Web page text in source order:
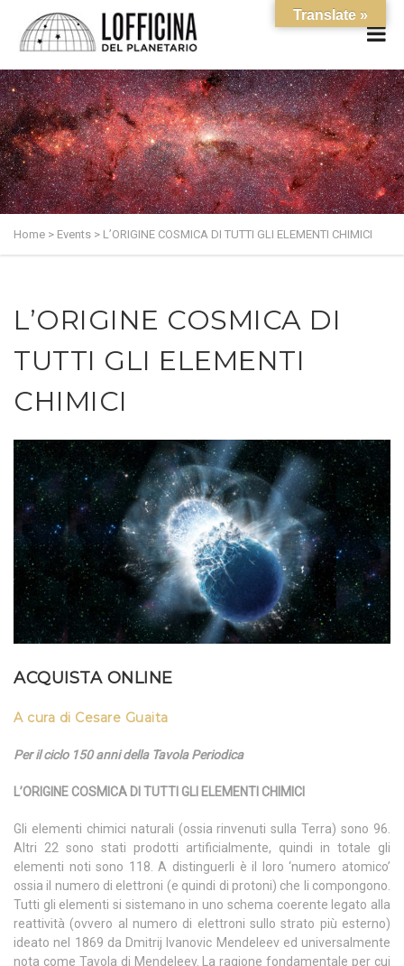
Home > Events > L’ORIGINE COSMICA DI TUTTI GLI ELEMENTI CHIMICI
L’ORIGINE COSMICA DI
TUTTI GLI ELEMENTI
CHIMICI
ACQUISTA ONLINE
A cura di Cesare Guaita
Per il ciclo 150 anni della Tavola Periodica
L’ORIGINE COSMICA DI TUTTI GLI ELEMENTI CHIMICI
Gli elementi chimici naturali (ossia rinvenuti sulla Terra) sono 96.
Altri 22 sono stati prodotti artificialmente, quindi in totale gli
elementi noti sono 118. A distinguerli è il loro ‘numero atomico’
ossia il numero di elettroni (e quindi di protoni) che li compongono.
Tutti gli elementi si sistemano in uno schema coerente legato alla
reattività (ovvero al numero di elettroni sullo strato più esterno)
ideato nel 1869 da Dmitrij Ivanovic Mendeleev ed universalmente
nota come Tavola di Mendeleev. La ragione fondamentale per cui
Translate »